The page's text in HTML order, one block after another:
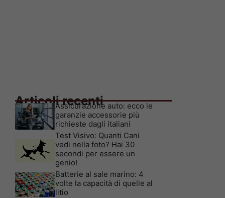
Articoli recenti
Assicurazione auto: ecco le
garanzie accessorie più
richieste dagli italiani
Test Visivo: Quanti Cani
vedi nella foto? Hai 30
secondi per essere un
genio!
Batterie al sale marino: 4
volte la capacità di quelle al
litio